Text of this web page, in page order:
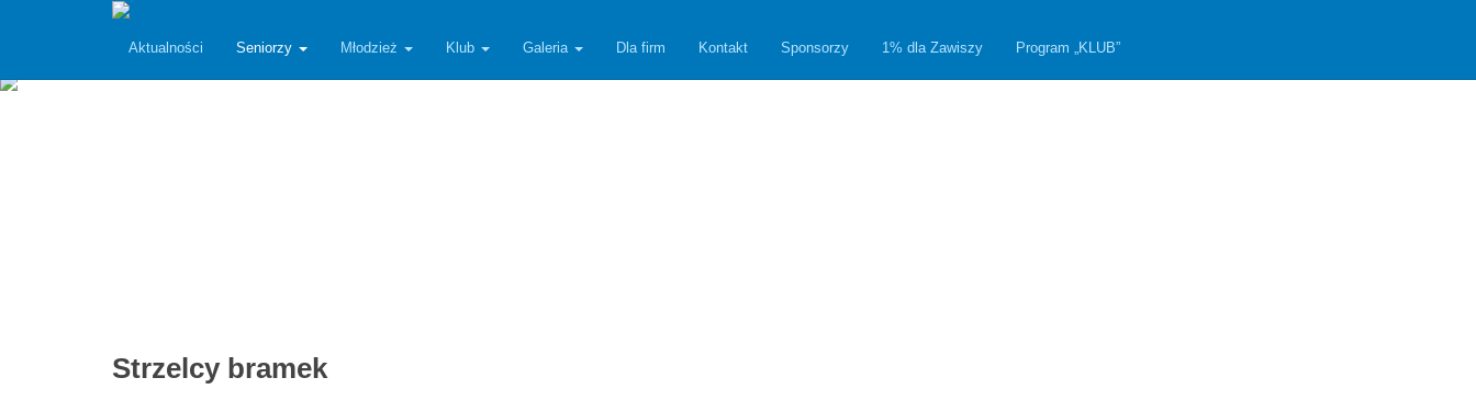
Aktualności Seniorzy Młodzież Klub Galeria Dla firm Kontakt Sponsorzy 1% dla Zawiszy Program „KLUB”
Strzelcy bramek